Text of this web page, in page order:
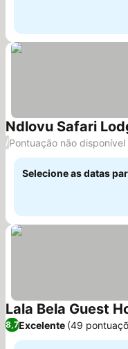
Ndlovu Safari
/Pontuação não disponível
Selecione as datas
Lala Bela Guest
8,7Excelente (49